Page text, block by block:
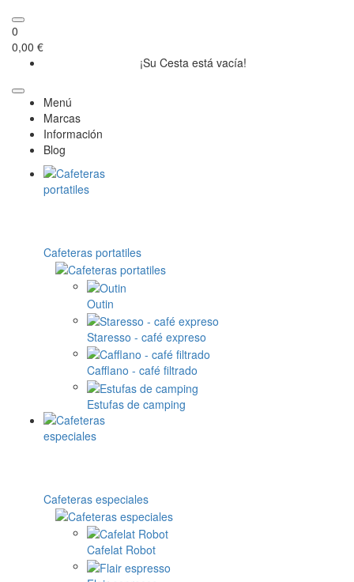
0
0,00 €
¡Su Cesta está vacía!
Menú
Marcas
Información
Blog
Cafeteras portatiles
Outin
Staresso - café expreso
Cafflano - café filtrado
Estufas de camping
Cafeteras especiales
Cafelat Robot